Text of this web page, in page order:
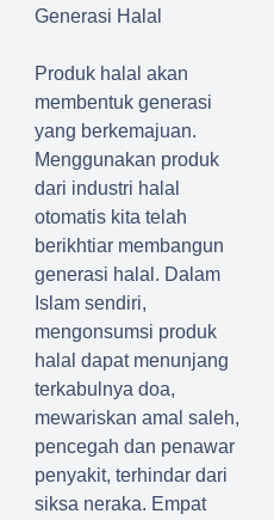
Generasi Halal
Produk halal akan
membentuk generasi
yang berkemajuan.
Menggunakan produk
dari industri halal
otomatis kita telah
berikhtiar membangun
generasi halal. Dalam
Islam sendiri,
mengonsumsi produk
halal dapat menunjang
terkabulnya doa,
mewariskan amal saleh,
pencegah dan penawar
penyakit, terhindar dari
siksa neraka. Empat